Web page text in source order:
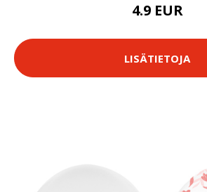
4.9 EUR
LISÄTIETOJA